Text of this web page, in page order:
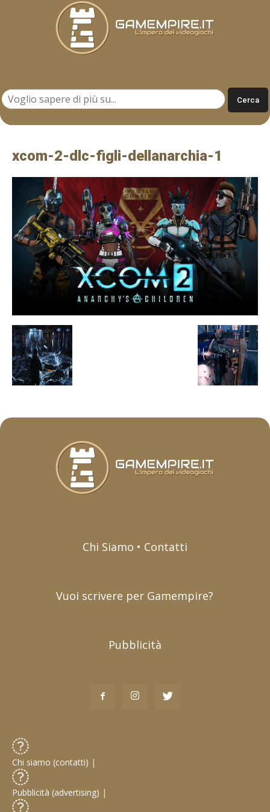
xcom-2-dlc-figli-dellanarchia-1
Chi Siamo • Contatti
Vuoi scrivere per Gamempire?
Pubblicità
Chi siamo (contatti) |
Pubblicità (advertising) |